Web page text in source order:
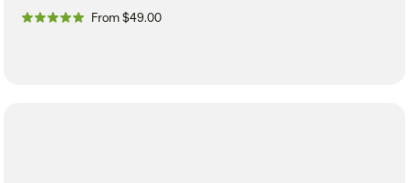
From $49.00